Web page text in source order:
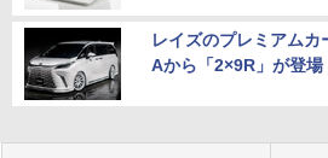
レイズのプレミアム
Aから「2×9R」が登場